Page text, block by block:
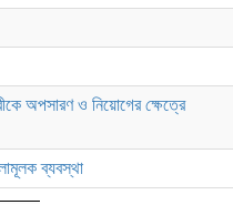
অপসারণ ও নিয়োগের ক্ষেত্রে
ব্যবস্থা